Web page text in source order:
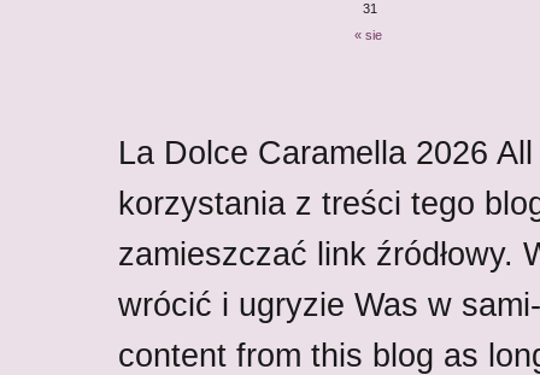
« sie
31
La Dolce Caramella 2026
korzystania z treści tego
zamieszczać link źródłowy.
wrócić i ugryzie Was w
content from this blog as